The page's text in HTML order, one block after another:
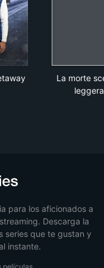
La morte
leggera
para los aficionados a
Descarga la
series que te gustan y
instante.
películas